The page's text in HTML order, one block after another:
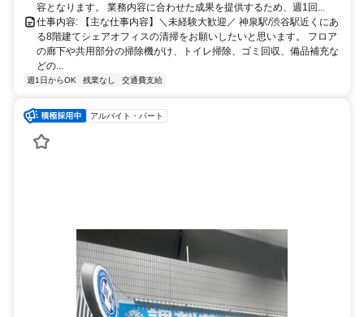
容となります。 業務内容に合わせた成果を提供するため、週1回...
仕事内容: 【主な仕事内容】＼未経験大歓迎／ 神泉駅/渋谷駅近くにあ
る8階建てシェアオフィスの清掃をお願いしたいと思います。 フロア
の廊下や共用部分の掃除機がけ、トイレ掃除、ゴミ回収、備品補充な
どの...
週1日からOK 残業なし 交通費支給
アルバイト・パート